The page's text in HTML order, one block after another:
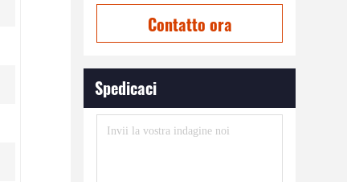
Contatto ora
Spedicaci